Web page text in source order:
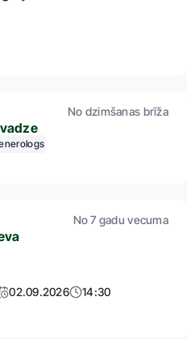
No dzimšanas brīža
No 7 gadu vecuma
02.09.2026
14:30